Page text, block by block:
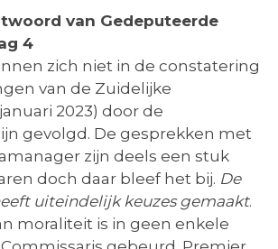
van Gedeputeerde
4
zich niet in de constatering
van de Zuidelijke
2023) door de
gevolgd. De gesprekken met
zijn deels een stuk
doch daar bleef het bij. De
uiteindelijk keuzes gemaakt.
moraliteit is in geen enkele